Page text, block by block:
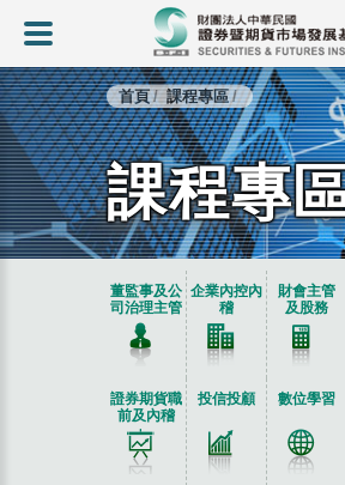
首頁 課程專區
課程專
董監事及公
司治理主管
企業內控內
稽
財會主管
及股務
證券期貨職
前及內稽
投信投顧 數位學習